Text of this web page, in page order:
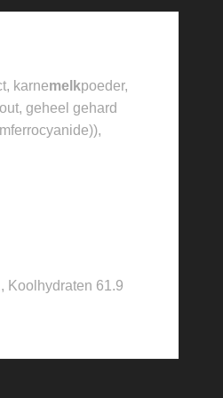
karnemelkpoeder,
geheel gehard
Koolhydraten 61.9